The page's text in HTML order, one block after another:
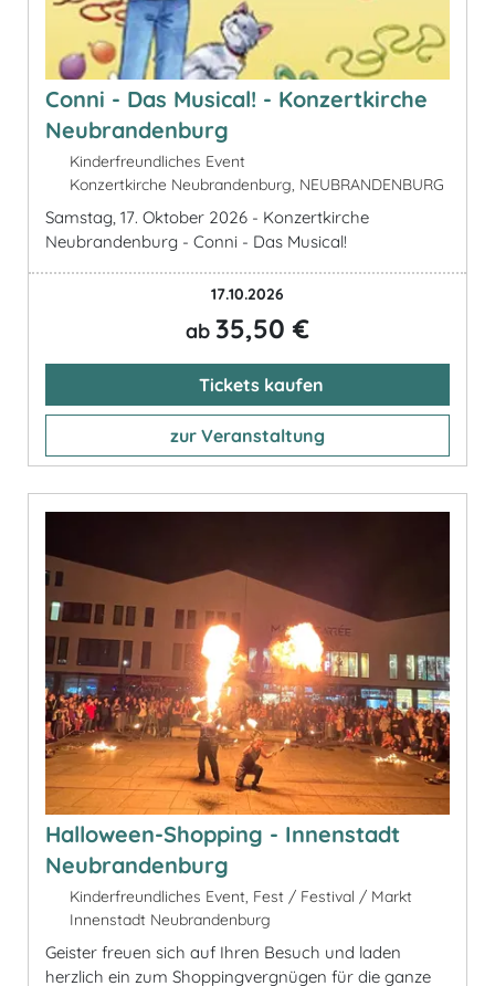
Conni - Das Musical! - Konzertkirche
Neubrandenburg
Kinderfreundliches Event
Konzertkirche Neubrandenburg, NEUBRANDENBURG
Samstag, 17. Oktober 2026 - Konzertkirche
Neubrandenburg - Conni - Das Musical!
17.10.2026
ab 35,50 €
Tickets kaufen
zur Veranstaltung
Halloween-Shopping - Innenstadt
Neubrandenburg
Kinderfreundliches Event, Fest / Festival / Markt
Innenstadt Neubrandenburg
Geister freuen sich auf Ihren Besuch und laden
herzlich ein zum Shoppingvergnügen für die ganze